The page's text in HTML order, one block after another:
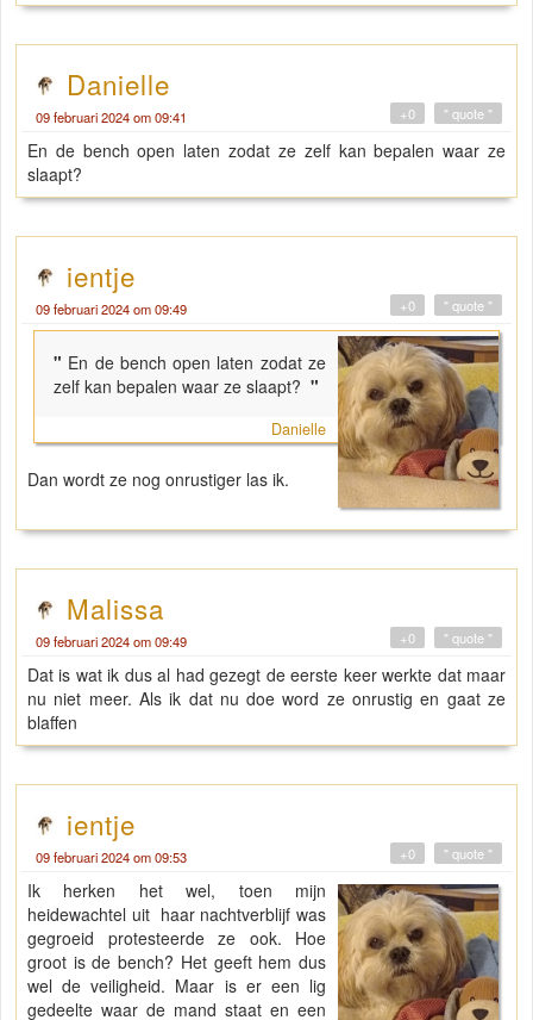
Danielle
09 februari 2024 om 09:41 " quote "
+0
En de bench open laten zodat ze zelf kan bepalen waar ze
slaapt?
ientje
09 februari 2024 om 09:49 " quote "
+0
" En de bench open laten zodat ze
zelf kan bepalen waar ze slaapt? "
Danielle
Dan wordt ze nog onrustiger las ik.
Malissa
09 februari 2024 om 09:49 " quote "
+0
Dat is wat ik dus al had gezegt de eerste keer werkte dat maar
nu niet meer. Als ik dat nu doe word ze onrustig en gaat ze
blaffen
ientje
09 februari 2024 om 09:53 " quote "
+0
Ik herken het wel, toen mijn
heidewachtel uit haar nachtverblijf was
gegroeid protesteerde ze ook. Hoe
groot is de bench? Het geeft hem dus
wel de veiligheid. Maar is er een lig
gedeelte waar de mand staat en een